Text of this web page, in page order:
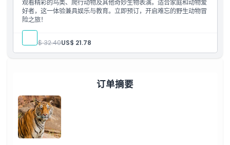
需要了解的事项
位置
取消政策
观看精彩的鸟类、爬行动物及其他奇妙生物表演。适合家庭和动物爱
好者，这一体验兼具娱乐与教育。立即预订，开启难忘的野生动物冒
险之旅！
人: US$ 32.40US$ 21.78
订单摘要